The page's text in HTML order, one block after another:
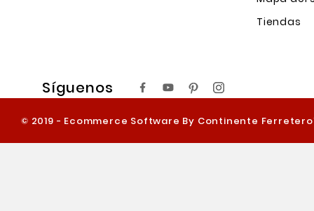
Tiendas
Síguenos
© 2019 - Ecommerce Software By Continente